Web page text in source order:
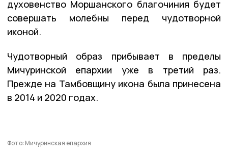
духовенство Моршанского благочиния будет
совершать молебны перед чудотворной
иконой.
Чудотворный образ прибывает в пределы
Мичуринской епархии уже в третий раз.
Прежде на Тамбовщину икона была принесена
в 2014 и 2020 годах.
Фото: Мичуринская епархия